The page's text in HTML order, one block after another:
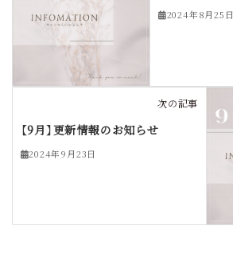
2024年8月25日
次の記事
【9月】更新情報のお知らせ
2024年9月23日